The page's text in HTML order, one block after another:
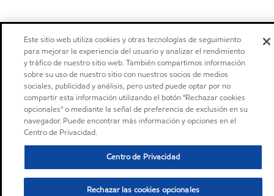
Este sitio web utiliza cookies y otras tecnologías de seguimiento
para mejorar la experiencia del usuario y analizar el rendimiento
y tráfico de nuestro sitio web. También compartimos información
sobre su uso de nuestro sitio con nuestros socios de medios
sociales, publicidad y análisis, pero usted puede optar por no
compartir esta información utilizando el botón "Rechazar cookies
opcionales" o mediante la señal de preferencia de exclusión en su
navegador. Puede encontrar más información y opciones en el
Centro de Privacidad.
Centro de Privacidad
Rechazar las cookies opcionales